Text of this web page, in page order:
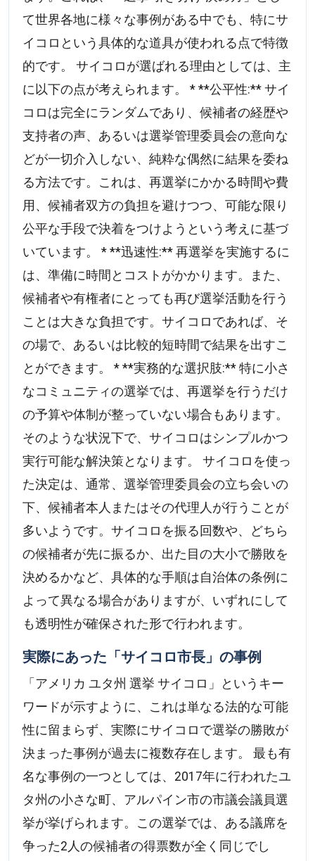
て世界各地に様々な事例がある中でも、特にサ
イコロという具体的な道具が使われる点で特徴
的です。 サイコロが選ばれる理由としては、主
に以下の点が考えられます。 * **公平性:** サイ
コロは完全にランダムであり、候補者の経歴や
支持者の声、あるいは選挙管理委員会の意向な
どが一切介入しない、純粋な偶然に結果を委ね
る方法です。これは、再選挙にかかる時間や費
用、候補者双方の負担を避けつつ、可能な限り
公平な手段で決着をつけようという考えに基づ
いています。 * **迅速性:** 再選挙を実施するに
は、準備に時間とコストがかかります。また、
候補者や有権者にとっても再び選挙活動を行う
ことは大きな負担です。サイコロであれば、そ
の場で、あるいは比較的短時間で結果を出すこ
とができます。 * **実務的な選択肢:** 特に小さ
なコミュニティの選挙では、再選挙を行うだけ
の予算や体制が整っていない場合もあります。
そのような状況下で、サイコロはシンプルかつ
実行可能な解決策となります。 サイコロを使っ
た決定は、通常、選挙管理委員会の立ち会いの
下、候補者本人またはその代理人が行うことが
多いようです。サイコロを振る回数や、どちら
の候補者が先に振るか、出た目の大小で勝敗を
決めるかなど、具体的な手順は自治体の条例に
よって異なる場合がありますが、いずれにして
も透明性が確保された形で行われます。
実際にあった「サイコロ市長」の事例
「アメリカ ユタ州 選挙 サイコロ」というキー
ワードが示すように、これは単なる法的な可能
性に留まらず、実際にサイコロで選挙の勝敗が
決まった事例が過去に複数存在します。 最も有
名な事例の一つとしては、2017年に行われたユ
タ州の小さな町、アルパイン市の市議会議員選
挙が挙げられます。この選挙では、ある議席を
争った2人の候補者の得票数が全く同じでし